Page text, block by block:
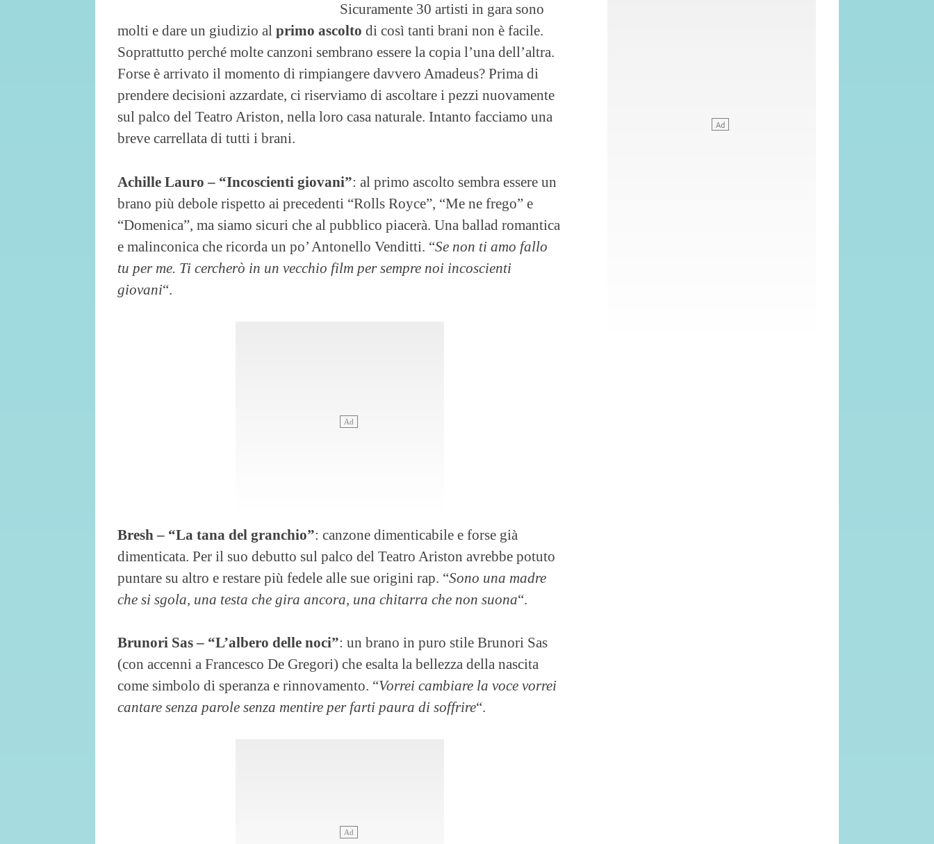
Sicuramente 30 artisti in gara sono
molti e dare un giudizio al primo ascolto di così tanti brani non è facile.
Soprattutto perché molte canzoni sembrano essere la copia l’una dell’altra.
Forse è arrivato il momento di rimpiangere davvero Amadeus? Prima di
prendere decisioni azzardate, ci riserviamo di ascoltare i pezzi nuovamente
sul palco del Teatro Ariston, nella loro casa naturale. Intanto facciamo una
breve carrellata di tutti i brani.
Achille Lauro – “Incoscienti giovani”: al primo ascolto sembra essere un
brano più debole rispetto ai precedenti “Rolls Royce”, “Me ne frego” e
“Domenica”, ma siamo sicuri che al pubblico piacerà. Una ballad romantica
e malinconica che ricorda un po’ Antonello Venditti. “Se non ti amo fallo
tu per me. Ti cercherò in un vecchio film per sempre noi incoscienti
giovani“.
Bresh – “La tana del granchio”: canzone dimenticabile e forse già
dimenticata. Per il suo debutto sul palco del Teatro Ariston avrebbe potuto
puntare su altro e restare più fedele alle sue origini rap. “Sono una madre
che si sgola, una testa che gira ancora, una chitarra che non suona“.
Brunori Sas – “L’albero delle noci”: un brano in puro stile Brunori Sas
(con accenni a Francesco De Gregori) che esalta la bellezza della nascita
come simbolo di speranza e rinnovamento. “Vorrei cambiare la voce vorrei
cantare senza parole senza mentire per farti paura di soffrire“.